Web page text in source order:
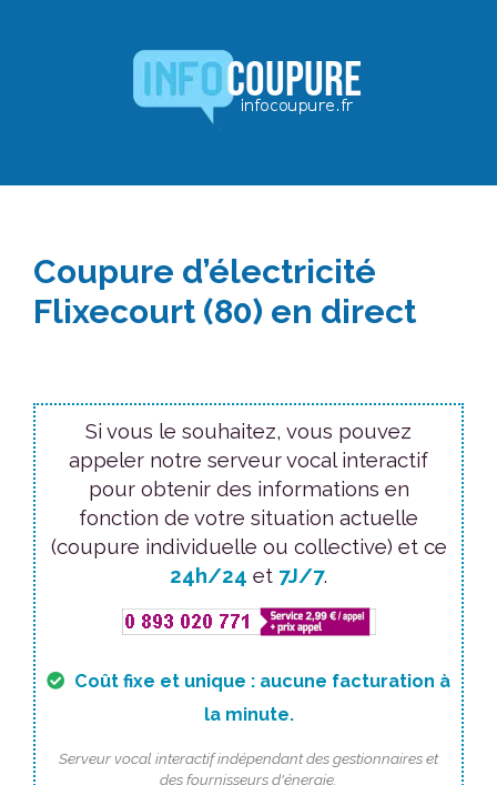
Coupure d’électricité
Flixecourt (80) en direct
Si vous le souhaitez, vous pouvez
appeler notre serveur vocal interactif
pour obtenir des informations en
fonction de votre situation actuelle
(coupure individuelle ou collective) et ce
24h/24 et 7J/7.
Coût fixe et unique : aucune facturation à
la minute.
Serveur vocal interactif indépendant des gestionnaires et
des fournisseurs d'énergie.